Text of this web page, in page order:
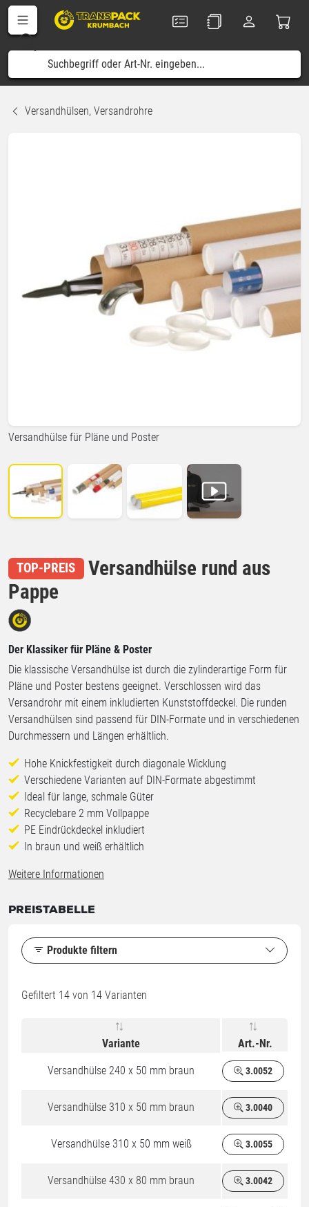
Versandhülsen, Versandrohre
TOP-PREIS
Versandhülse rund aus
Pappe
Versandhülse für Pläne und Poster
Der Klassiker für Pläne & Poster
Die klassische Versandhülse ist durch die zylinderartige Form für
Pläne und Poster bestens geeignet. Verschlossen wird das
Versandrohr mit einem inkludierten Kunststoffdeckel. Die runden
Versandhülsen sind passend für DIN-Formate und in verschiedenen
Durchmessern und Längen erhältlich.
Hohe Knickfestigkeit durch diagonale Wicklung
Verschiedene Varianten auf DIN-Formate abgestimmt
Ideal für lange, schmale Güter
Recyclebare 2 mm Vollpappe
PE Eindrückdeckel inkludiert
In braun und weiß erhältlich
Weitere Informationen
PREISTABELLE
Produkte filtern
Gefiltert 14 von 14 Varianten
Variante Art.-Nr.
Versandhülse 240 x 50 mm braun 3.0052
Versandhülse 310 x 50 mm braun 3.0040
Versandhülse 310 x 50 mm weiß 3.0055
Versandhülse 430 x 80 mm braun 3.0042